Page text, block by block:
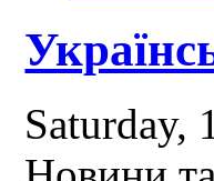
Saturday,